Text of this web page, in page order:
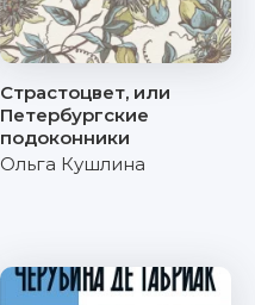
Страстоцвет, или
Петербургские
подоконники
Ольга Кушлина